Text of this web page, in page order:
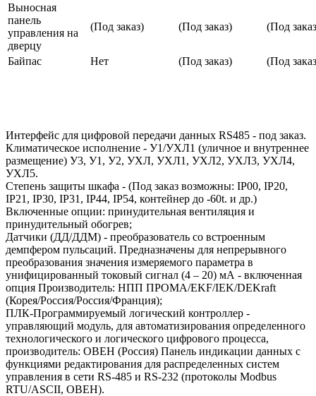
Выносная
панель
управления на
дверцу
(Под заказ) (Под заказ) (Под
Байпас Нет (Под заказ) (Под
Интерфейс для цифровой передачи данных RS485 - под заказ.
Климатическое исполнение - У1/УХЛ1 (уличное и внутреннее
размещение) У3, У1, У2, УХЛ, УХЛ1, УХЛ2, УХЛ3, УХЛ4,
УХЛ5.
Степень защиты шкафа - (Под заказ возможны: IP00, IP20,
IP21, IP30, IP31, IP44, IP54, контейнер до -60t. и др.)
Включенные опции: принудительная вентиляция и
принудительный обогрев;
Датчики (ДД/ДДМ) - преобразователь со встроенным
демпфером пульсаций. Предназначены для непрерывного
преобразования значения измеряемого параметра в
унифицированный токовый сигнал (4 – 20) мА - включенная
опция Производитель: НПП ПРОМА/EKF/IEK/DEKraft
(Корея/Россия/Россия/Франция);
ПЛК-Программируемый логический контроллер -
управляющий модуль, для автоматизирования определенного
технологического и логического цифрового процесса,
производитель: ОВЕН (Россия) Панель индикации данных с
функциями редактирования для распределенных систем
управления в сети RS-485 и RS-232 (протоколы Modbus
RTU/ASCII, ОВЕН).